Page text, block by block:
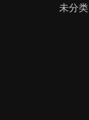
未分类